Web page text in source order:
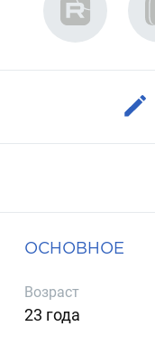
ОСНОВНОЕ
Возраст
23 года